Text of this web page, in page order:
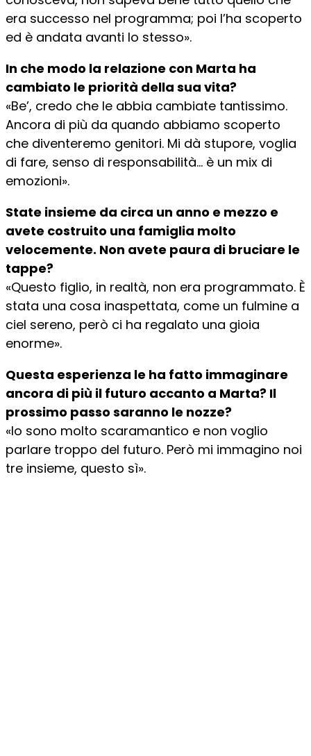
era successo nel programma; poi l’ha scoperto
ed è andata avanti lo stesso».
In che modo la relazione con Marta ha
cambiato le priorità della sua vita?
«Be’, credo che le abbia cambiate tantissimo.
Ancora di più da quando abbiamo scoperto
che diventeremo genitori. Mi dà stupore, voglia
di fare, senso di responsabilità… è un mix di
emozioni».
State insieme da circa un anno e mezzo e
avete costruito una famiglia molto
velocemente. Non avete paura di bruciare le
tappe?
«Questo figlio, in realtà, non era programmato. È
stata una cosa inaspettata, come un fulmine a
ciel sereno, però ci ha regalato una gioia
enorme».
Questa esperienza le ha fatto immaginare
ancora di più il futuro accanto a Marta? Il
prossimo passo saranno le nozze?
«Io sono molto scaramantico e non voglio
parlare troppo del futuro. Però mi immagino noi
tre insieme, questo sì».